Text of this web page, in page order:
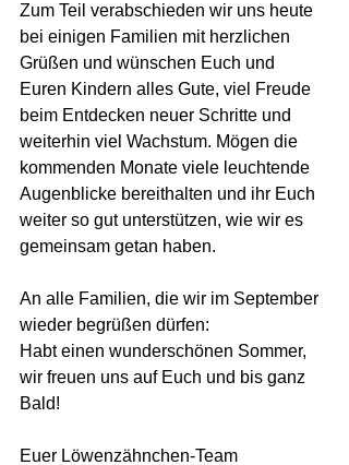
Zum Teil verabschieden wir uns heute
bei einigen Familien mit herzlichen
Grüßen und wünschen Euch und
Euren Kindern alles Gute, viel Freude
beim Entdecken neuer Schritte und
weiterhin viel Wachstum. Mögen die
kommenden Monate viele leuchtende
Augenblicke bereithalten und ihr Euch
weiter so gut unterstützen, wie wir es
gemeinsam getan haben.
An alle Familien, die wir im September
wieder begrüßen dürfen:
Habt einen wunderschönen Sommer,
wir freuen uns auf Euch und bis ganz
Bald!
Euer Löwenzähnchen-Team